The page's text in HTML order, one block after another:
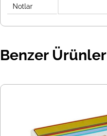
Notlar
Benzer Ürünler